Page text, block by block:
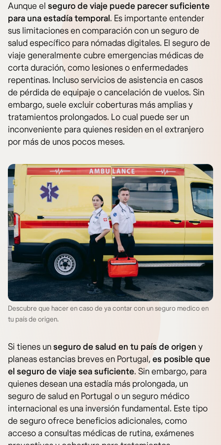
Aunque el seguro de viaje puede parecer suficiente
para una estadía temporal. Es importante entender
sus limitaciones en comparación con un seguro de
salud específico para nómadas digitales. El seguro de
viaje generalmente cubre emergencias médicas de
corta duración, como lesiones o enfermedades
repentinas. Incluso servicios de asistencia en casos
de pérdida de equipaje o cancelación de vuelos. Sin
embargo, suele excluir coberturas más amplias y
tratamientos prolongados. Lo cual puede ser un
inconveniente para quienes residen en el extranjero
por más de unos pocos meses.
Descubre que hacer en caso de ya contar con un seguro medico en
tu país de origen.
Si tienes unseguro de salud en tu país de origen y
planeas estancias breves en Portugal,es posible que
el seguro de viaje sea suficiente. Sin embargo, para
quienes desean una estadía más prolongada, un
seguro de salud en Portugal o un seguro médico
internacional es una inversión fundamental. Este tipo
de seguro ofrece beneficios adicionales, como
acceso a consultas médicas de rutina, exámenes